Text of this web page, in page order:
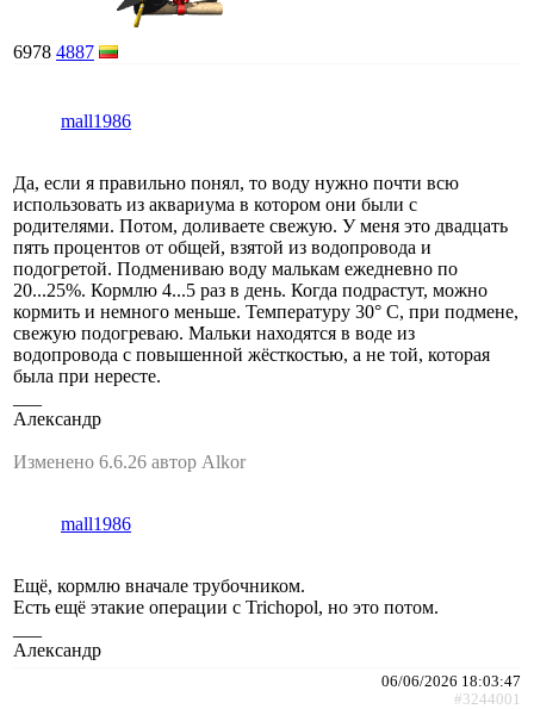
6978 4887
mall1986
Да, если я правильно понял, то воду нужно почти всю
использовать из аквариума в котором они были с
родителями. Потом, доливаете свежую. У меня это двадцать
пять процентов от общей, взятой из водопровода и
подогретой. Подмениваю воду малькам ежедневно по
20...25%. Кормлю 4...5 раз в день. Когда подрастут, можно
кормить и немного меньше. Температуру 30° С, при подмене,
свежую подогреваю. Мальки находятся в воде из
водопровода с повышенной жёсткостью, а не той, которая
была при нересте.
Александр
Изменено 6.6.26 автор Alkor
mall1986
Ещё, кормлю вначале трубочником.
Есть ещё этакие операции с Trichopol, но это потом.
Александр
06/06/2026 18:03:47
#3244001